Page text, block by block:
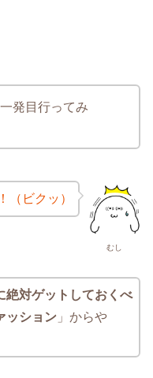
発目行ってみ
むし
（ビクッ）
絶対ゲットしておくべ
ッション」からや